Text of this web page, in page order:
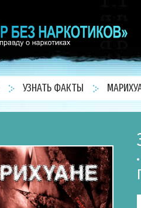
УЗНАТЬ ФАКТЫ